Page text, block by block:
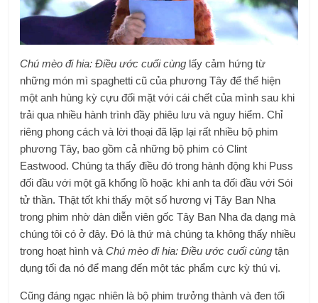
Chú mèo đi hia: Điều ước cuối cùng lấy cảm hứng từ
những món mì spaghetti cũ của phương Tây để thể hiện
một anh hùng kỳ cựu đối mặt với cái chết của mình sau khi
trải qua nhiều hành trình đầy phiêu lưu và nguy hiểm. Chỉ
riêng phong cách và lời thoại đã lặp lại rất nhiều bộ phim
phương Tây, bao gồm cả những bộ phim có Clint
Eastwood. Chúng ta thấy điều đó trong hành động khi Puss
đối đầu với một gã khổng lồ hoặc khi anh ta đối đầu với Sói
tử thần. Thật tốt khi thấy một số hương vị Tây Ban Nha
trong phim nhờ dàn diễn viên gốc Tây Ban Nha đa dạng mà
chúng tôi có ở đây. Đó là thứ mà chúng ta không thấy nhiều
trong hoạt hình vàChú mèo đi hia: Điều ước cuối cùng tận
dụng tối đa nó để mang đến một tác phẩm cực kỳ thú vị.
Cũng đáng ngạc nhiên là bộ phim trưởng thành và đen tối